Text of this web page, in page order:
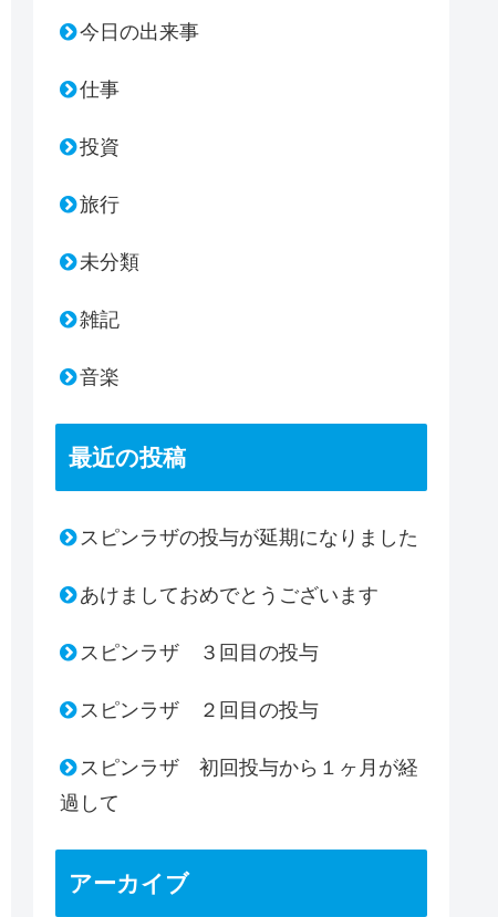
今日の出来事
仕事
投資
旅行
未分類
雑記
音楽
最近の投稿
スピンラザの投与が延期になりました
あけましておめでとうございます
スピンラザ ３回目の投与
スピンラザ ２回目の投与
スピンラザ 初回投与から１ヶ月が経
過して
アーカイブ